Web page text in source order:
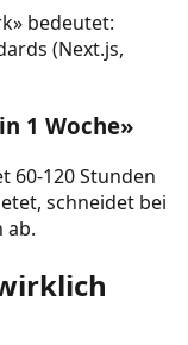
bedeutet:
(Next.js,
1 Woche»
60-120 Stunden
schneidet bei
ab.